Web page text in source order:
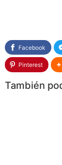
Facebook
Pinterest
También